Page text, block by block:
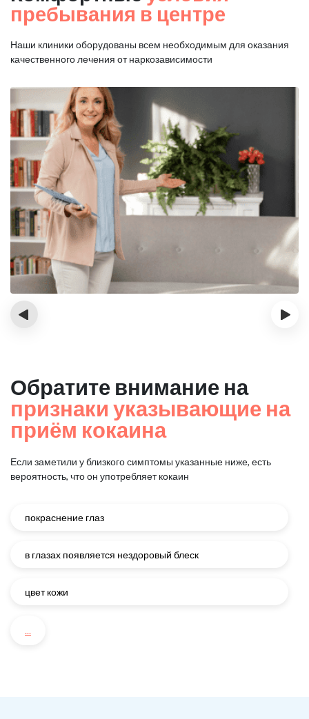
пребывания в центре
Наши клиники оборудованы всем необходимым для оказания
качественного лечения от наркозависимости
‹ ›
Обратите внимание на
признаки указывающие на
приём кокаина
Если заметили у близкого симптомы указанные ниже, есть
вероятность, что он употребляет кокаин
покраснение глаз
в глазах появляется нездоровый блеск
цвет кожи
...